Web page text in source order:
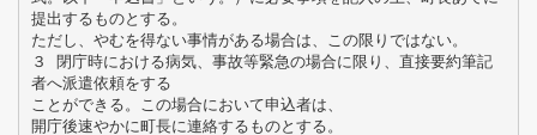
提出するものとする。
ただし、やむを得ない事情がある場合は、この限りではない。
３ 閉庁時における病気、事故等緊急の場合に限り、直接要約筆記
者へ派遣依頼をする
ことができる。この場合において申込者は、
開庁後速やかに町長に連絡するものとする。